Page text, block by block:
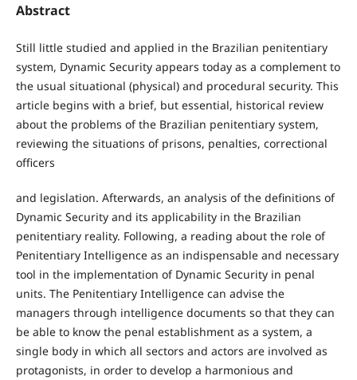
Abstract
Still little studied and applied in the Brazilian penitentiary
system, Dynamic Security appears today as a complement to
the usual situational (physical) and procedural security. This
article begins with a brief, but essential, historical review
about the problems of the Brazilian penitentiary system,
reviewing the situations of prisons, penalties, correctional
officers
and legislation. Afterwards, an analysis of the definitions of
Dynamic Security and its applicability in the Brazilian
penitentiary reality. Following, a reading about the role of
Penitentiary Intelligence as an indispensable and necessary
tool in the implementation of Dynamic Security in penal
units. The Penitentiary Intelligence can advise the
managers through intelligence documents so that they can
be able to know the penal establishment as a system, a
single body in which all sectors and actors are involved as
protagonists, in order to develop a harmonious and